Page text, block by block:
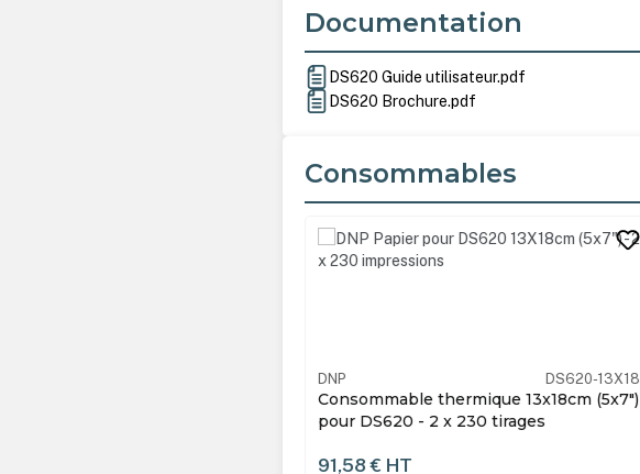
Documentation
DS620 Guide utilisateur.pdf
DS620 Brochure.pdf
Consommables
Ignorer la galerie de produits
DNP DS620-15X20
Consommable thermique 15x20cm
(6x8") pour DS620 - 2 x 400 tirages
91,58 € HT